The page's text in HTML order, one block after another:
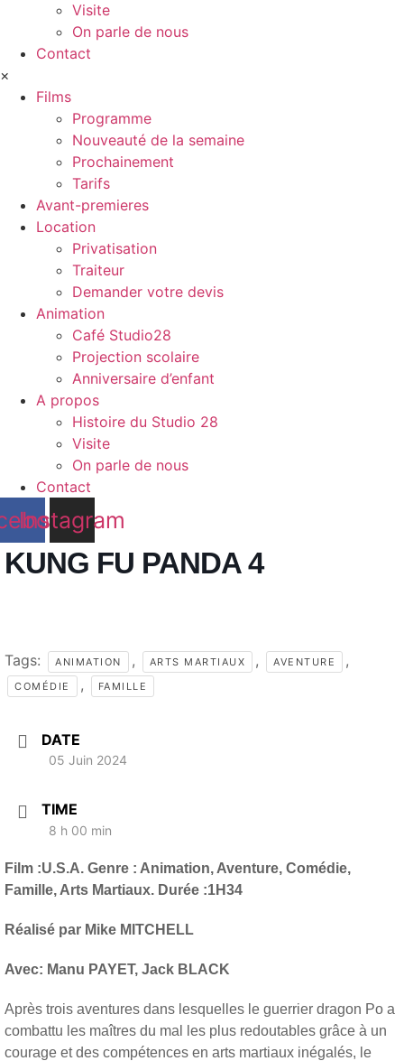
Visite
On parle de nous
Contact
×
Films
Programme
Nouveauté de la semaine
Prochainement
Tarifs
Avant-premieres
Location
Privatisation
Traiteur
Demander votre devis
Animation
Café Studio28
Projection scolaire
Anniversaire d’enfant
A propos
Histoire du Studio 28
Visite
On parle de nous
Contact
Instagram
KUNG FU PANDA 4
Tags: ANIMATION , ARTS MARTIAUX , AVENTURE ,
COMÉDIE , FAMILLE
DATE
05 Juin 2024
TIME
8 h 00 min
Film :U.S.A. Genre : Animation, Aventure, Comédie,
Famille, Arts Martiaux. Durée :1H34
Réalisé par Mike MITCHELL
Avec: Manu PAYET, Jack BLACK
Après trois aventures dans lesquelles le guerrier dragon Po a
combattu les maîtres du mal les plus redoutables grâce à un
courage et des compétences en arts martiaux inégalés, le